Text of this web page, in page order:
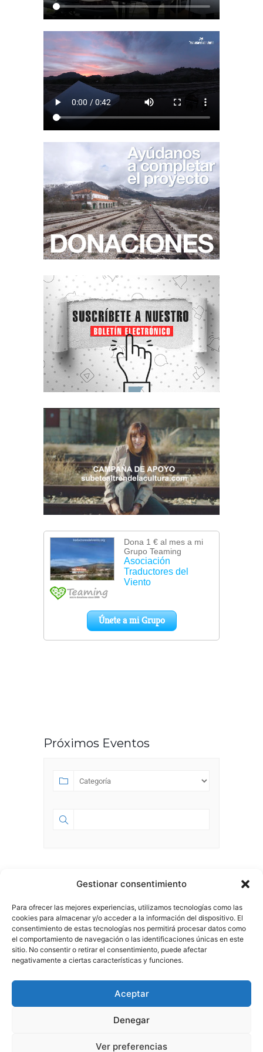
Gestionar consentimiento
Para ofrecer las mejores experiencias, utilizamos tecnologías como las
cookies para almacenar y/o acceder a la información del dispositivo. El
consentimiento de estas tecnologías nos permitirá procesar datos como
el comportamiento de navegación o las identificaciones únicas en este
sitio. No consentir o retirar el consentimiento, puede afectar
negativamente a ciertas características y funciones.
Aceptar
Denegar
Ver preferencias
Próximos Eventos
SEP 01 2023- JUL 18 2028
HA NACIDO ESPACIO 58.0
Boletin
Este sitio web utiliza cookies para mejorar su experiencia.